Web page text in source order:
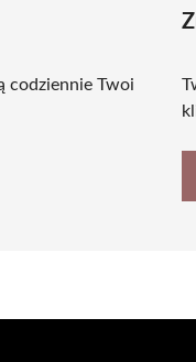
codziennie Twoi